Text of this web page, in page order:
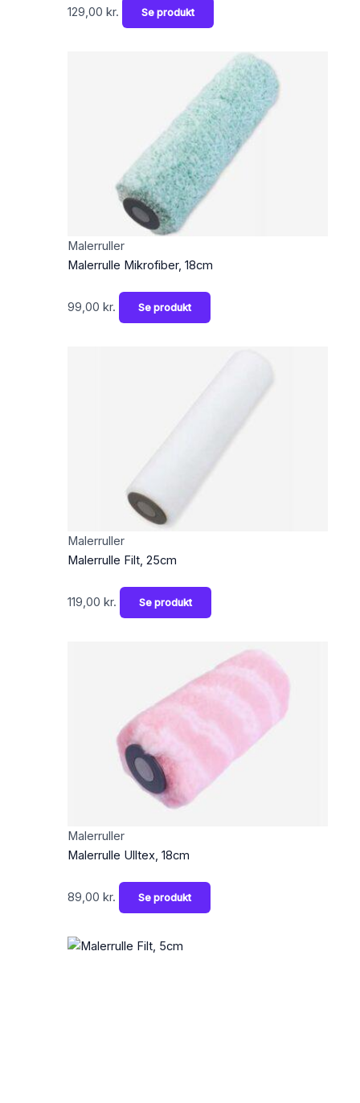
129,00 kr. Se produkt
Malerruller
Malerrulle Mikrofiber, 18cm
99,00 kr. Se produkt
Malerruller
Malerrulle Filt, 25cm
119,00 kr. Se produkt
Malerruller
Malerrulle Ulltex, 18cm
89,00 kr. Se produkt